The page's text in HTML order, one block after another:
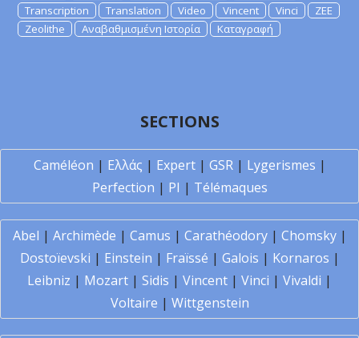
Transcription
Translation Video Vincent Vinci
ZEE
Zeolithe
Αναβαθμισμένη Ιστορία Καταγραφή
SECTIONS
Caméléon | Ελλάς | Expert| GSR| Lygerismes |
Perfection | PI | Télémaques
Abel | Archimède | Camus | Carathéodory| Chomsky|
Dostoïevski | Einstein | Fraïssé | Galois | Kornaros |
Leibniz | Mozart | Sidis | Vincent | Vinci | Vivaldi |
Voltaire | Wittgenstein